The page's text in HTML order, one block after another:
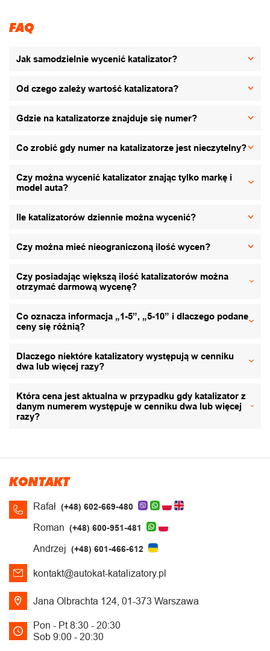
FAQ
Jak samodzielnie wycenić katalizator?
Od czego zależy wartość katalizatora?
Gdzie na katalizatorze znajduje się numer?
Co zrobić gdy numer na katalizatorze jest nieczytelny?
Czy można wycenić katalizator znając tylko markę i
model auta?
Ile katalizatorów dziennie można wycenić?
Czy można mieć nieograniczoną ilość wycen?
Czy posiadając większą ilość katalizatorów można
otrzymać darmową wycenę?
Co oznacza informacja „1-5”, „5-10” i dlaczego podane
ceny się różnią?
Dlaczego niektóre katalizatory występują w cenniku
dwa lub więcej razy?
Która cena jest aktualna w przypadku gdy katalizator z
danym numerem występuje w cenniku dwa lub więcej
razy?
KONTAKT
Rafał (+48) 602-669-480
Roman (+48) 600-951-481
Andrzej (+48) 601-466-612
kontakt@autokat-katalizatory.pl
Jana Olbrachta 124, 01-373 Warszawa
Pon - Pt 8:30 - 20:30
Sob 9:00 - 20:30